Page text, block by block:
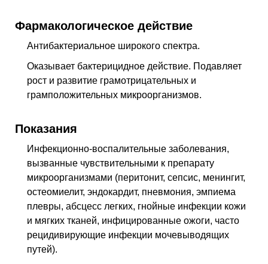
Фармакологическое действие
Антибактериальное широкого спектра.
Оказывает бактерицидное действие. Подавляет
рост и развитие грамотрицательных и
грамположительных микроорганизмов.
Показания
Инфекционно-воспалительные заболевания,
вызванные чувствительными к препарату
микроорганизмами (перитонит, сепсис, менингит,
остеомиелит, эндокардит, пневмония, эмпиема
плевры, абсцесс легких, гнойные инфекции кожи
и мягких тканей, инфицированные ожоги, часто
рецидивирующие инфекции мочевыводящих
путей).